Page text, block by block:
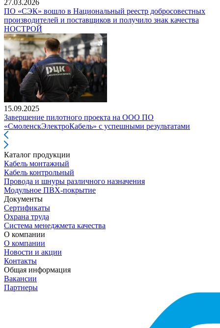
27.03.2026
ПО «СЭК» вошло в Национальный реестр добросовестных
производителей и поставщиков и получило знак качества
НОСТРОЙ
15.09.2025
Завершение пилотного проекта на ООО ПО
«СмоленскЭлектроКабель» с успешными результатами
Каталог продукции
Кабель монтажный
Кабель контрольный
Провода и шнуры различного назначения
Модульное ПВХ-покрытие
Документы
Сертификаты
Охрана труда
Система менеджмета качества
О компании
О компании
Новости и акции
Контакты
Общая информация
Вакансии
Партнеры